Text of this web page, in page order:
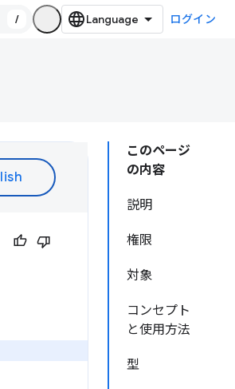
/ ログイン
このページ
の内容
説明
権限
対象
コンセプト
と使用方法
型